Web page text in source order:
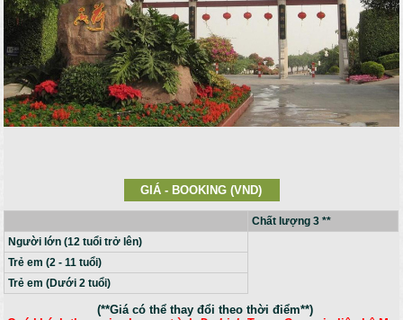
GIÁ - BOOKING (VND)
Chất lượng 3 **
Người lớn (12 tuổi trở lên)
Trẻ em (2 - 11 tuổi)
Trẻ em (Dưới 2 tuổi)
(**Giá có thể thay đổi theo thời điểm**)